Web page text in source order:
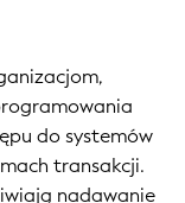
do systemów
transakcji.
nadawanie